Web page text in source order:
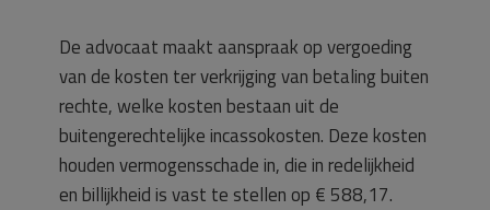
De advocaat maakt aanspraak op vergoeding
van de kosten ter verkrijging van betaling buiten
rechte, welke kosten bestaan uit de
buitengerechtelijke incassokosten. Deze kosten
houden vermogensschade in, die in redelijkheid
en billijkheid is vast te stellen op € 588,17.